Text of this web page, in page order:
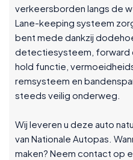
verkeersborden langs de
Lane-keeping systeem
bent mede dankzij
detectiesysteem, forward
hold functie,
remsysteem en
steeds veilig onderweg.
Wij leveren u deze auto
van Nationale Autopas.
maken? Neem contact op